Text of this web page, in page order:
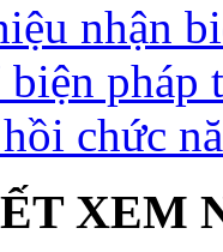
nhận
biện pháp
chức
XEM